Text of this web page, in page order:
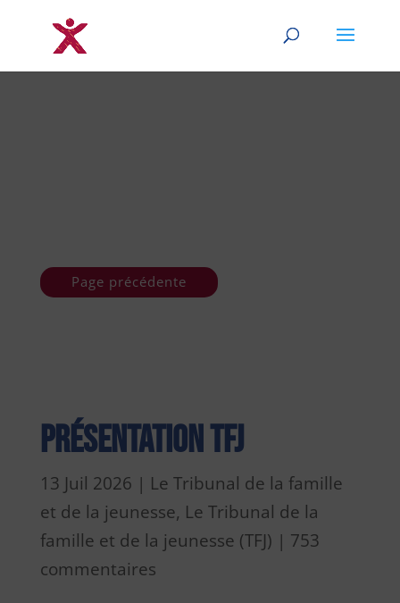
Page précédente
Présentation TFJ
13 Juil 2026 | Le Tribunal de la famille
et de la jeunesse, Le Tribunal de la
famille et de la jeunesse (TFJ) | 753
commentaires